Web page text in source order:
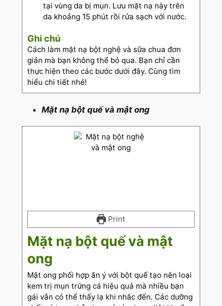
tại vùng da bị mụn. Lưu mặt nạ này trên
da khoảng 15 phút rồi rửa sạch với nước.
Ghi chú
Cách làm mặt nạ bột nghệ và sữa chua đơn
giản mà bạn không thể bỏ qua. Bạn chỉ cần
thực hiện theo các bước dưới đây. Cùng tìm
hiểu chi tiết nhé!
Mặt nạ bột quế và mật ong
Print
Mặt nạ bột quế và mật
ong
Mật ong phối hợp ăn ý với bột quế tạo nên loại
kem trị mụn trứng cá hiệu quả mà nhiều bạn
gái vẫn có thể thấy lạ khi nhắc đến. Các dưỡng